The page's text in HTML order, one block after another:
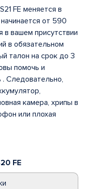
FE
FE меняется в
от 590
в вашем присутствии
в обязательном
талон на срок до 3
помочь и
. Следовательно,
камера, хрипы в
или плохая